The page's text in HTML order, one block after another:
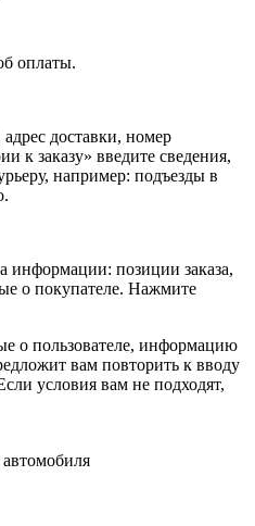
оплаты.
доставки, номер
к заказу» введите сведения,
например: подъезды в
информации: позиции заказа,
о покупателе. Нажмите
о пользователе, информацию
вам повторить к вводу
условия вам не подходят,